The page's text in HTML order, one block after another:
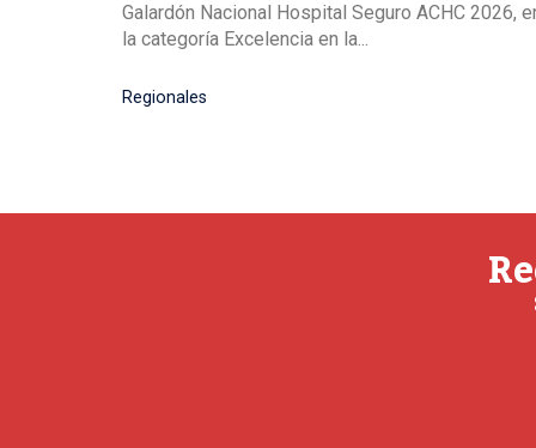
Galardón Nacional Hospital Seguro ACHC 2026,
la categoría Excelencia en la...
Regionales